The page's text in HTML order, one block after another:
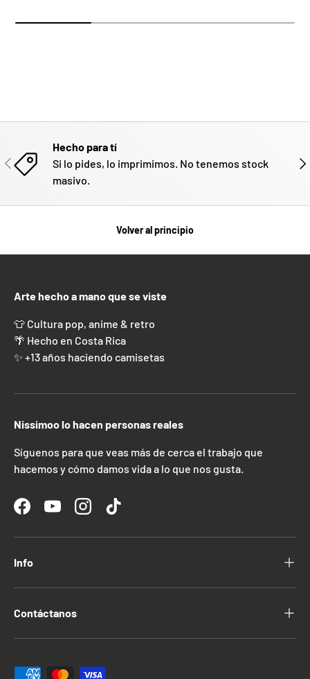
ANTERIOR
Hecho para tí
Si lo pides, lo imprimimos. No tenemos stock
masivo.
Volver al principio
Arte hecho a mano que se viste
👕 Cultura pop, anime & retro
🌴 Hecho en Costa Rica
✨ +13 años haciendo camisetas
Nissimoo lo hacen personas reales
Síguenos para que veas más de cerca el trabajo que
hacemos y cómo damos vida a lo que nos gusta.
FacebookYouTubeInstagramTikTok
Info
Contáctanos
Formas de pago aceptadas